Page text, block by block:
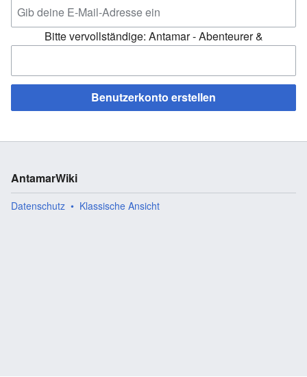
Bitte vervollständige: Antamar - Abenteurer &
Benutzerkonto erstellen
AntamarWiki
Datenschutz Klassische Ansicht